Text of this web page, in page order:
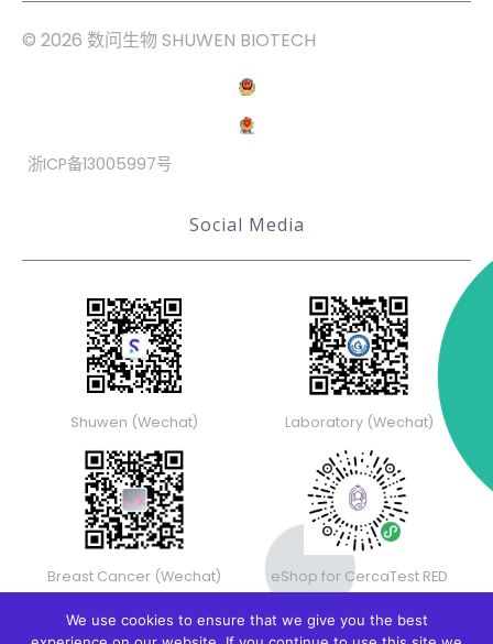
© 2026 数问生物 SHUWEN BIOTECH
浙ICP备13005997号
Social Media
Shuwen (Wechat) Laboratory (Wechat)
Breast Cancer (Wechat) eShop for CercaTest RED
We use cookies to ensure that we give you the best